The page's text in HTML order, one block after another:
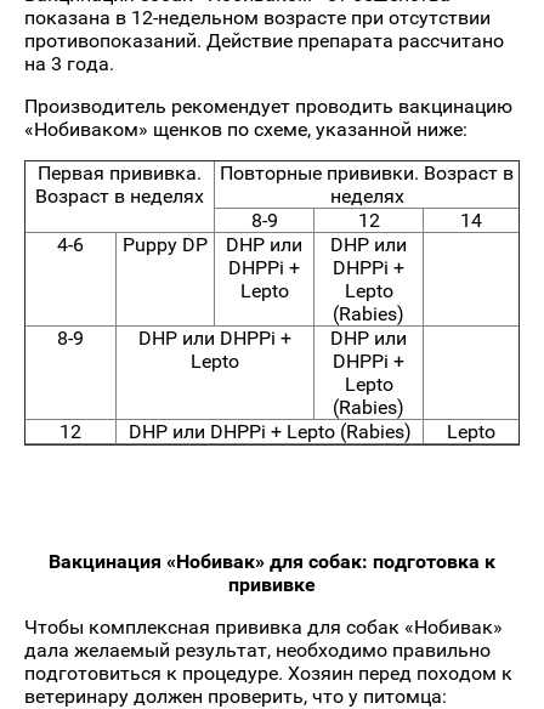
показана в 12-недельном возрасте при отсутствии
противопоказаний. Действие препарата рассчитано
на 3 года.
Производитель рекомендует проводить вакцинацию
«Нобиваком» щенков по схеме, указанной ниже:
Первая прививка.
Возраст в неделях
Повторные прививки. Возраст в
неделях
8-9
12
14
4-6
Puppy DP
DHP или
DHPPi +
Lepto
DHP или
DHPPi +
Lepto
(Rabies)
8-9
DHP или DHPPi +
Lepto
DHP или
DHPPi +
Lepto
(Rabies)
12
DHP или DHPPi + Lepto (Rabies) Lepto
Вакцинация «Нобивак» для собак: подготовка к
прививке
Чтобы комплексная прививка для собак «Нобивак»
дала желаемый результат, необходимо правильно
подготовиться к процедуре. Хозяин перед походом к
ветеринару должен проверить, что у питомца: